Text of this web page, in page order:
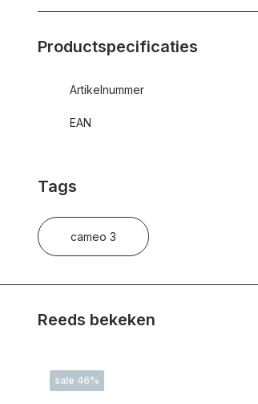
Productspecificaties
Artikelnummer
EAN
Tags
cameo 3
Reeds bekeken
sale 46%